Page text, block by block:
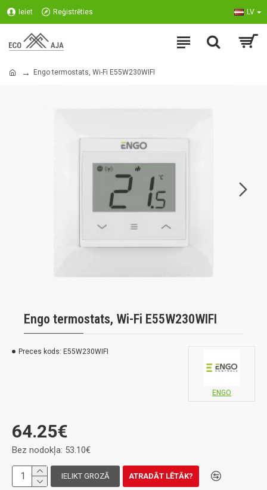
Ieiet Reģistrēties LV
Engo termostats, Wi-Fi E55W230WIFI
Engo termostats, Wi-Fi E55W230WIFI
Preces kods: E55W230WIFI
ENGO
64.25€
Bez nodokļa: 53.10€
IELIKT GROZĀ ATRADĀT LĒTĀK?